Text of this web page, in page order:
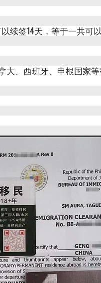
签14天，等于一共可
、西班牙、申根国家